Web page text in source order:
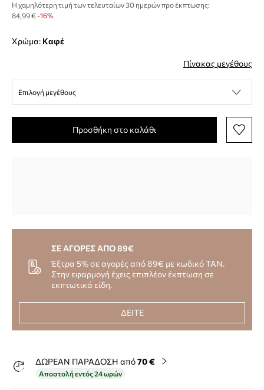
Η χαμηλότερη τιμή των τελευταίων 30 ημερών προ έκπτωσης:
84,99 € -16%
Χρώμα: καφέ
Πίνακας μεγέθους
Επιλογή μεγέθους
Προσθήκη στο καλάθι
ΣΕ ΑΓΟΡΕΣ ΑΠΟ 89€
Έξτρα 5% σε αγορές από 89€ με κωδικό TAN.
Στην εφαρμογή έχεις επιπλέον έκπτωση σε
εκπτωτικά είδη.
ΔΕΙΤΕ
ΔΩΡΕΑΝ ΠΑΡΑΔΟΣΗ από70 €
Αποστολή εντός 24 ωρών